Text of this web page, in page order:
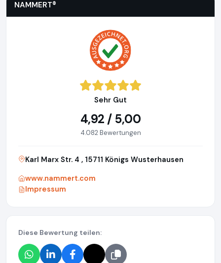
NAMMERT®
Sehr Gut
4,92 / 5,00
4.082 Bewertungen
Karl Marx Str. 4 , 15711 Königs Wusterhausen
www.nammert.com
Impressum
Diese Bewertung teilen: